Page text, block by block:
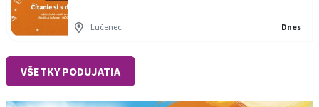
Lučenec Dnes
VŠETKY PODUJATIA